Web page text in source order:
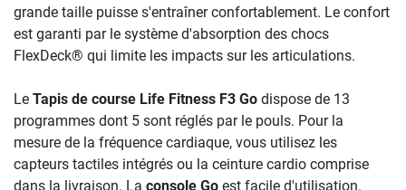
grande taille puisse s'entraîner confortablement. Le confort
est garanti par le système d'absorption des chocs
FlexDeck® qui limite les impacts sur les articulations.
Le Tapis de course Life Fitness F3 Go dispose de 13
programmes dont 5 sont réglés par le pouls. Pour la
mesure de la fréquence cardiaque, vous utilisez les
capteurs tactiles intégrés ou la ceinture cardio comprise
dans la livraison. La console Go est facile d'utilisation.